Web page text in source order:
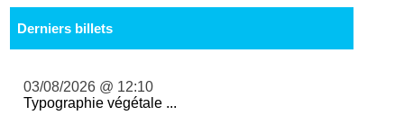
Derniers billets
03/08/2026 @ 12:10
Typographie végétale ...